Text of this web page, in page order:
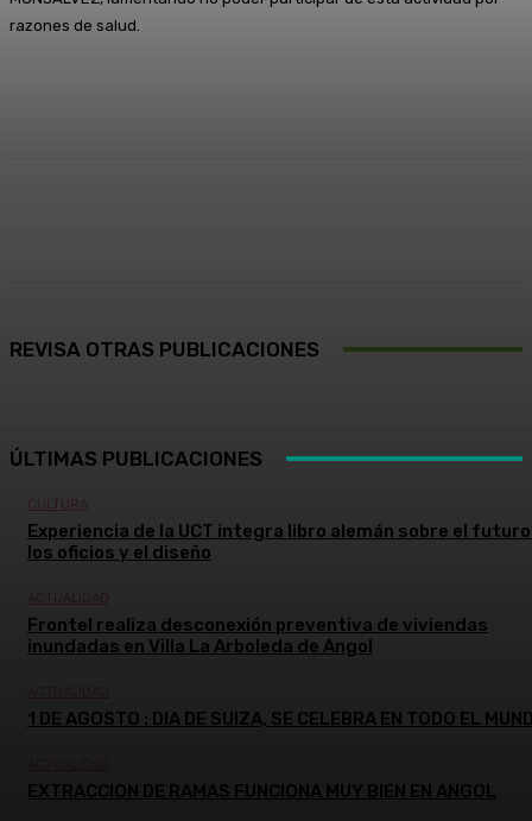
razones de salud.
REVISA OTRAS PUBLICACIONES
ÚLTIMAS PUBLICACIONES
CULTURA
Experiencia de la UCT integra libro alemán sobre el
los oficios y el diseño
Frontel realiza desconexión preventiva de viviendas
inundadas en Villa La Arboleda de Angol
1 DE AGOSTO : DIA DE SUIZA, SE CELEBRA EN TODO EL
EXTRACCION DE RAMAS FUNCIONA MUY BIEN EN ANGOL